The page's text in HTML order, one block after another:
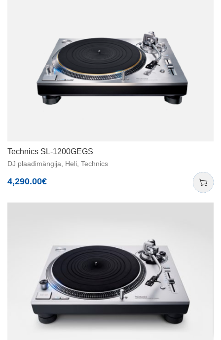
Technics SL-1200GEGS
DJ plaadimängija Heli Technics
4,290.00€